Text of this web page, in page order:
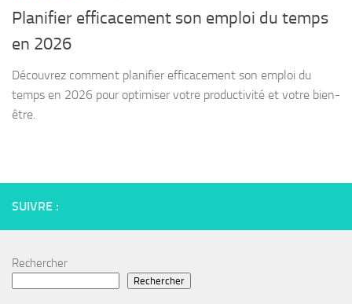
Planifier efficacement son emploi du temps
en 2026
Découvrez comment planifier efficacement son emploi du
temps en 2026 pour optimiser votre productivité et votre bien-
être.
SUIVRE :
Rechercher
Rechercher